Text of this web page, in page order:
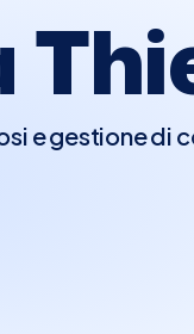
e gestione di
la visita, il